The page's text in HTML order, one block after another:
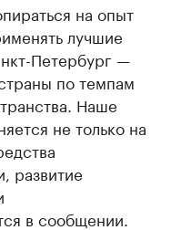
на опыт
лучшие
Петербург —
по темпам
Наше
не только на
развитие
в сообщении.